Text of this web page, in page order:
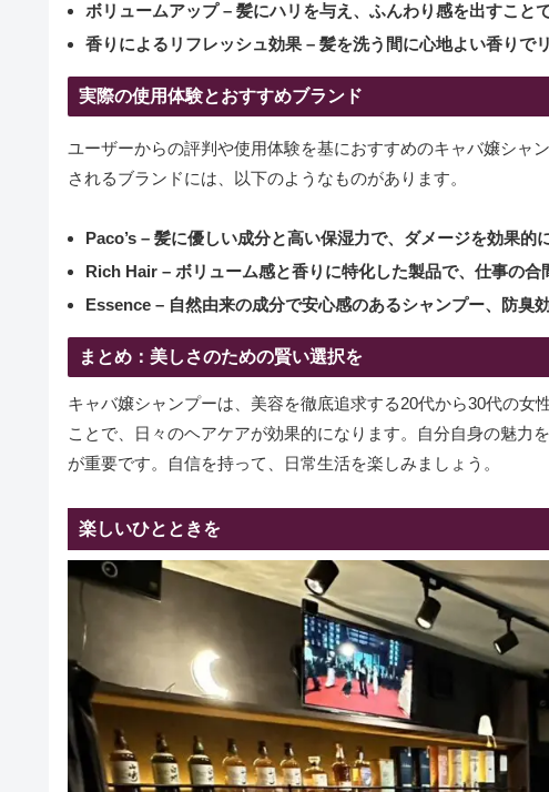
ボリュームアップ– 髪にハリを与え、ふんわり感を出すこと
香りによるリフレッシュ効果– 髪を洗う間に心地よい香りで
実際の使用体験とおすすめブランド
ユーザーからの評判や使用体験を基におすすめのキャバ嬢シャ
されるブランドには、以下のようなものがあります。
Paco’s – 髪に優しい成分と高い保湿力で、ダメージを効果的
Rich Hair – ボリューム感と香りに特化した製品で、仕事の合
Essence – 自然由来の成分で安心感のあるシャンプー、防臭
まとめ：美しさのための賢い選択を
キャバ嬢シャンプーは、美容を徹底追求する20代から30代の
ことで、日々のヘアケアが効果的になります。自分自身の魅力
が重要です。自信を持って、日常生活を楽しみましょう。
楽しいひとときを